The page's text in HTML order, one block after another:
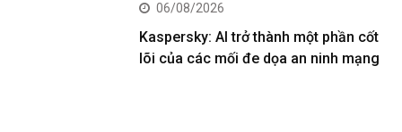
06/08/2026
Kaspersky: AI trở thành một phần cốt
lõi của các mối đe dọa an ninh mạng